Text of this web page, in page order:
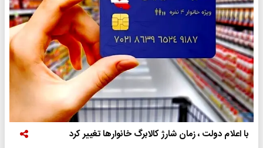
با اعلام دولت ، زمان شارژ کالابرگ خانوارها تغییر کرد